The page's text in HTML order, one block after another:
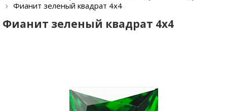
Фианит зеленый квадрат 4х4
Фианит зеленый квадрат 4х4